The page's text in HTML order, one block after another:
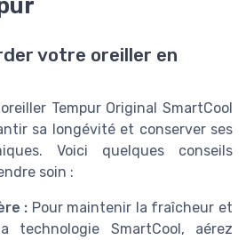
votre oreiller en
Tempur Original SmartCool
sa longévité et conserver ses
Voici quelques conseils
soin :
: Pour maintenir la fraîcheur et
technologie SmartCool, aérez